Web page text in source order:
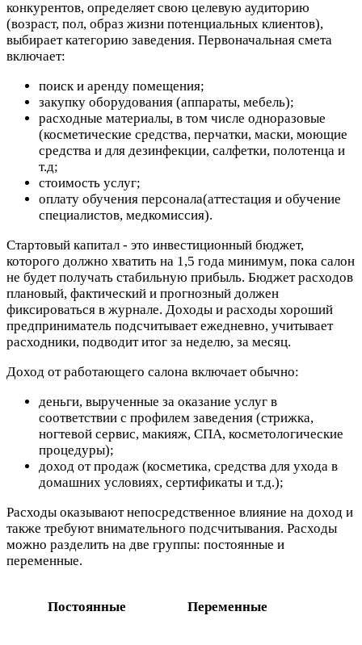
конкурентов, определяет свою целевую аудиторию
(возраст, пол, образ жизни потенциальных клиентов),
выбирает категорию заведения. Первоначальная смета
включает:
поиск и аренду помещения;
закупку оборудования (аппараты, мебель);
расходные материалы, в том числе одноразовые
(косметические средства, перчатки, маски, моющие
средства и для дезинфекции, салфетки, полотенца и
т.д;
стоимость услуг;
оплату обучения персонала(аттестация и обучение
специалистов, медкомиссия).
Стартовый капитал - это инвестиционный бюджет,
которого должно хватить на 1,5 года минимум, пока салон
не будет получать стабильную прибыль. Бюджет расходов
плановый, фактический и прогнозный должен
фиксироваться в журнале. Доходы и расходы хороший
предприниматель подсчитывает ежедневно, учитывает
расходники, подводит итог за неделю, за месяц.
Доход от работающего салона включает обычно:
деньги, вырученные за оказание услуг в
соответствии с профилем заведения (стрижка,
ногтевой сервис, макияж, СПА, косметологические
процедуры);
доход от продаж (косметика, средства для ухода в
домашних условиях, сертификаты и т.д.);
Расходы оказывают непосредственное влияние на доход и
также требуют внимательного подсчитывания. Расходы
можно разделить на две группы: постоянные и
переменные.
Постоянные Переменные